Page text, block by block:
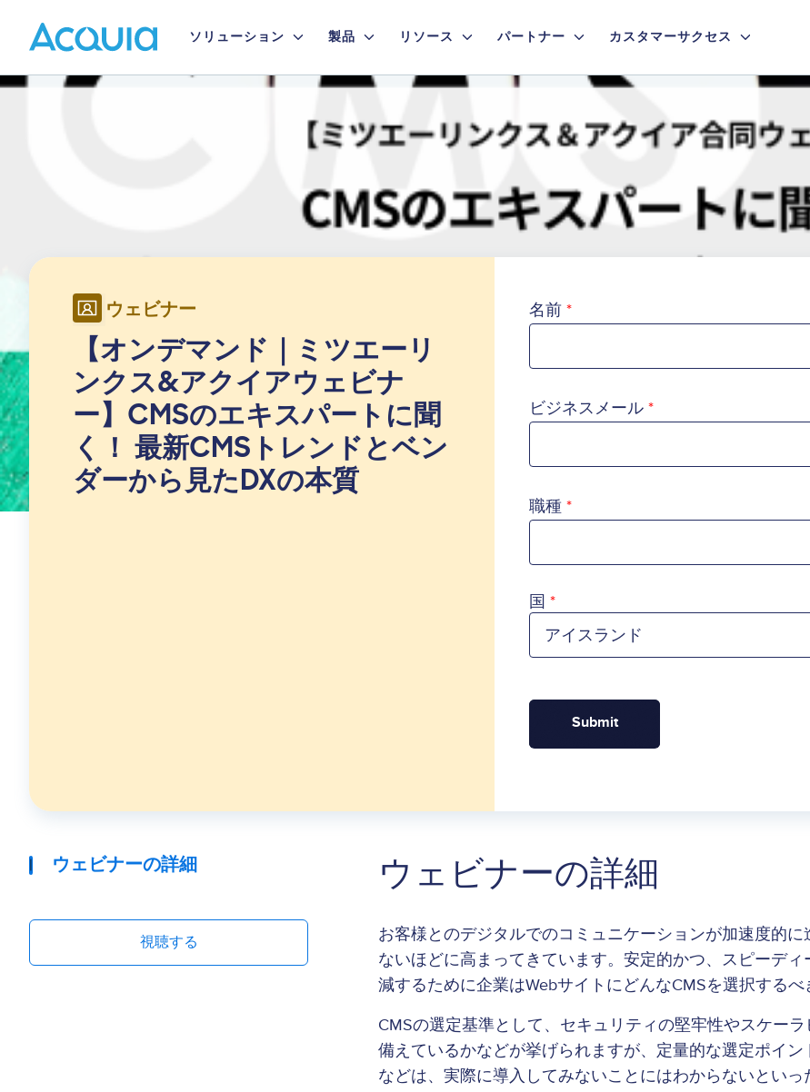
main
content
Primary
Menu
ソリューション 製品 リソース パートナー カスタマーサクセス
Image
ウェビナー
【オンデマンド｜ミツエーリ
ンクス&アクイアウェビナ
ー】CMSのエキスパートに聞
く！ 最新CMSトレンドとベン
ダーから見たDXの本質
名前
ビジネスメール
職種
国
国
ウェビナーの詳細
視聴する
ウェビナーの詳細
お客様とのデジタルでのコミュニケーションが加速度的
ないほどに高まってきています。安定的かつ、スピーデ
減するために企業はWebサイトにどんなCMSを選択するべ
CMSの選定基準として、セキュリティの堅牢性やスケー
備えているかなどが挙げられますが、定量的な選定ポイ
などは、実際に導入してみないことにはわからないといっ